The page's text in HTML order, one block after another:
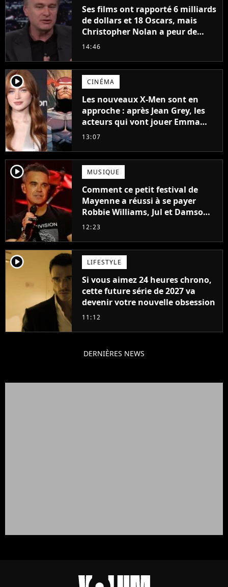
Ses films ont rapporté 6 milliards
de dollars et 18 Oscars, mais
Christopher Nolan a peur de
tourner un genre de films très
14:46
player2 CINÉMA
Les nouveaux X-Men sont en
approche : après Jean Grey, les
acteurs qui vont jouer Emma
Frost et Cyclope trouvés !
13:07
player2 MUSIQUE
Comment ce petit festival de
Mayenne a réussi à se payer
Robbie Williams, Jul et Damso
cette année ?
12:23
player2 LIFESTYLE
Si vous aimez 24 heures chrono,
cette future série de 2027 va
devenir votre nouvelle obsession
11:12
DERNIÈRES NEWS